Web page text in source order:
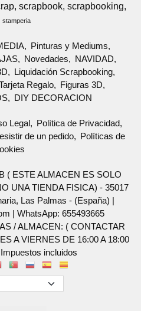
scrapbook scrapbooking
stamperia
Pinturas y Mediums
Novedades
NAVIDAD
Liquidación Scrapbooking
Regalo
Figuras 3D
DIY DECORACION
Legal
Política de Privacidad
de un pedido
Políticas de
( ESTE ALMACEN ES SOLO
UNA TIENDA FISICA) - 35017
Las Palmas - (España) |
| WhatsApp: 655493665
/ ALMACEN: ( CONTACTAR
A VIERNES DE 16:00 A 18:00
incluidos